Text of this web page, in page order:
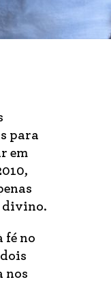
para
em
divino.
fé no
nos